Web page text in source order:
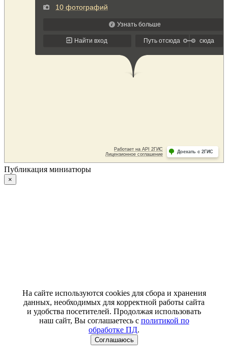
Публикация миниатюры
×
На сайте используются cookies для сбора и хранения
данных, необходимых для корректной работы сайта
и удобства посетителей. Продолжая использовать
наш сайт, Вы соглашаетесь с политикой по
обработке ПД.
Соглашаюсь